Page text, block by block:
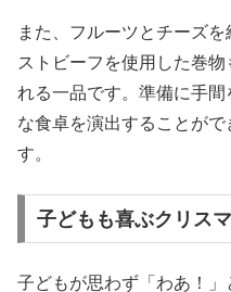
また、フルーツとチーズ
ストビーフを使用した巻
れる一品です。準備に手
な食卓を演出することが
す。
子どもも喜ぶクリス
子どもが思わず「わあ！